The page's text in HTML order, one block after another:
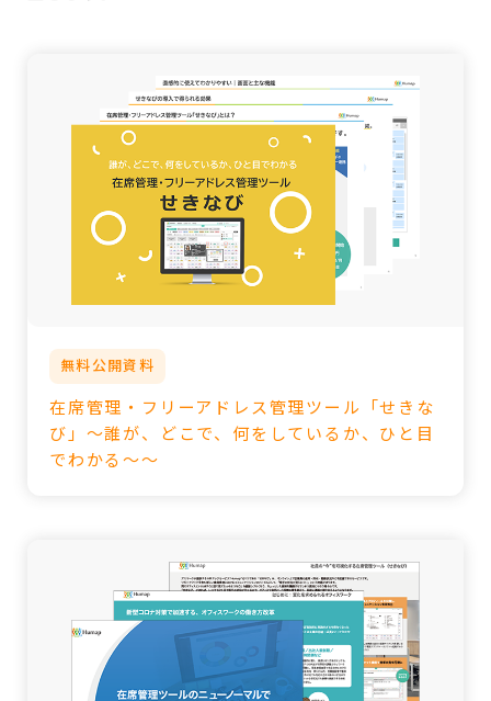
無料公開資料
在席管理・フリーアドレス管理ツール「せきな
び」～誰が、どこで、何をしているか、ひと目
でわかる～～